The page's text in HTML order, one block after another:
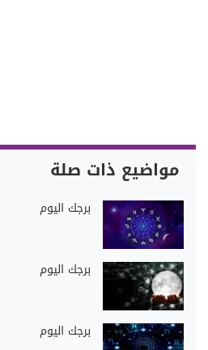
مواضيع ذات صلة
برجك اليوم
برجك اليوم
برجك اليوم